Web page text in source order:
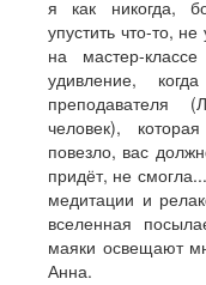
я как никогда,
упустить что-то,
на мастер-
удивление,
преподавателя
человек),
повезло, вас
придёт, не
медитации и
вселенная
маяки освещают
Анна.